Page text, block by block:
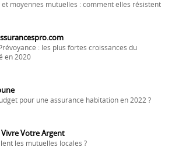
et moyennes mutuelles : comment elles résistent
: les plus fortes croissances du
en 2020
pour une assurance habitation en 2022 ?
Votre Argent
les mutuelles locales ?